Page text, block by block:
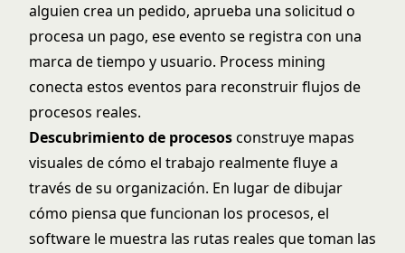
alguien crea un pedido, aprueba una solicitud o
procesa un pago, ese evento se registra con una
marca de tiempo y usuario. Process mining
conecta estos eventos para reconstruir flujos de
procesos reales.
Descubrimiento de procesosconstruye mapas
visuales de cómo el trabajo realmente fluye a
través de su organización. En lugar de dibujar
cómo piensa que funcionan los procesos, el
software le muestra las rutas reales que toman las